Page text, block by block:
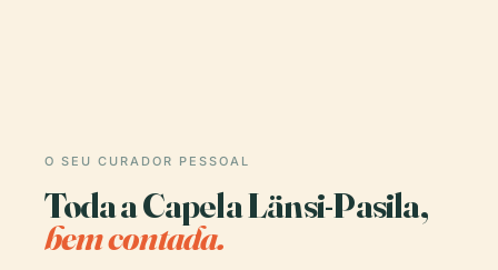
O SEU CURADOR PESSOAL
Toda a Capela Länsi-Pasila,
bem contada.